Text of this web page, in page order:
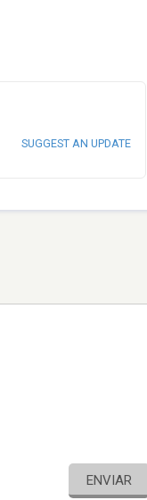
SUGGEST AN UPDATE
ENVIAR